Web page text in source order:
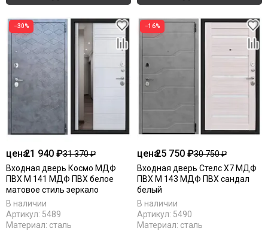
−30%
цена21 940 ₽31 370 ₽
Входная дверь Космо МДФ
ПВХ М 141 МДФ ПВХ белое
матовое стиль зеркало
В наличии
Артикул: 5489
Материал: сталь
−16%
цена25 750 ₽30 750 ₽
Входная дверь Стелс Х7 МДФ
ПВХ М 143 МДФ ПВХ сандал
белый
В наличии
Артикул: 5490
Материал: сталь